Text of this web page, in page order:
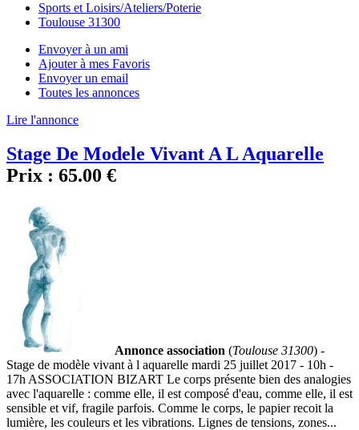
Sports et Loisirs/Ateliers/Poterie
Toulouse 31300
Envoyer à un ami
Ajouter à mes Favoris
Envoyer un email
Toutes les annonces
Lire l'annonce
Stage De Modele Vivant A L Aquarelle
Prix : 65.00 €
Annonce association (Toulouse 31300) -
Stage de modèle vivant à l aquarelle mardi 25 juillet 2017 - 10h -
17h ASSOCIATION BIZART Le corps présente bien des analogies
avec l'aquarelle : comme elle, il est composé d'eau, comme elle, il est
sensible et vif, fragile parfois. Comme le corps, le papier recoit la
lumière, les couleurs et les vibrations. Lignes de tensions, zones...